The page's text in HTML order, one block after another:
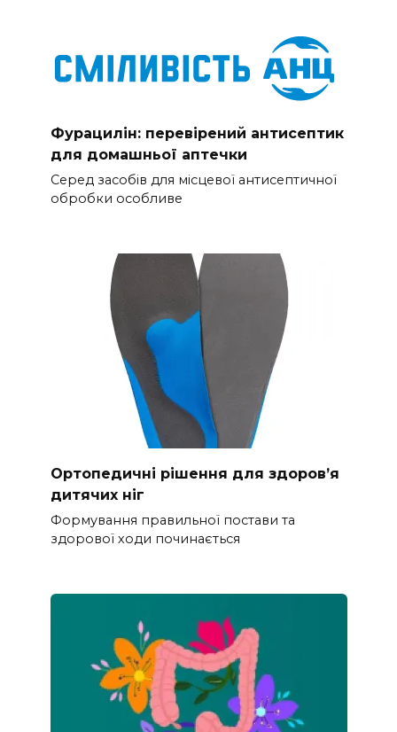
Фурацилін: перевірений антисептик
для домашньої аптечки
Серед засобів для місцевої антисептичної
обробки особливе
Ортопедичні рішення для здоров’я
дитячих ніг
Формування правильної постави та
здорової ходи починається